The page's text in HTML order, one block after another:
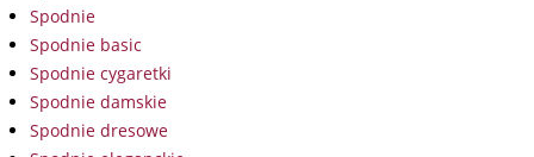
Spodnie
Spodnie basic
Spodnie cygaretki
Spodnie damskie
Spodnie dresowe